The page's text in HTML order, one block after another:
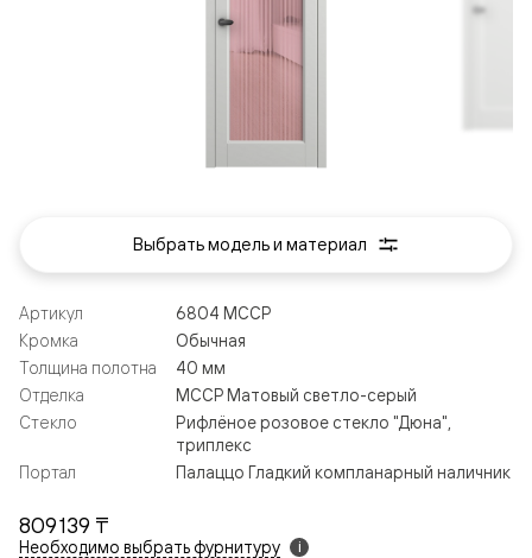
809 139 ₸
Необходимо выбрать фурнитуру i
Артикул
6804 МССР
Кромка
Обычная
Толщина полотна
40 мм
Отделка
МССР Матовый светло-серый
Стекло
Рифлёное розовое стекло "Дюна",
триплекс
Портал
Палаццо Гладкий компланарный наличник
Выбрать модель и материал